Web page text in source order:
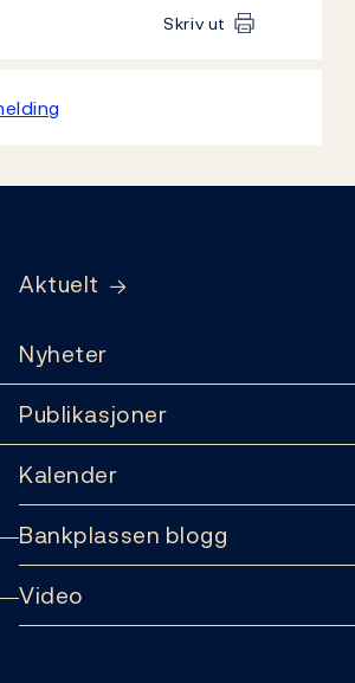
Skriv ut
Aktuelt
Nyheter
Publikasjoner
Kalender
Bankplassen blogg
Video